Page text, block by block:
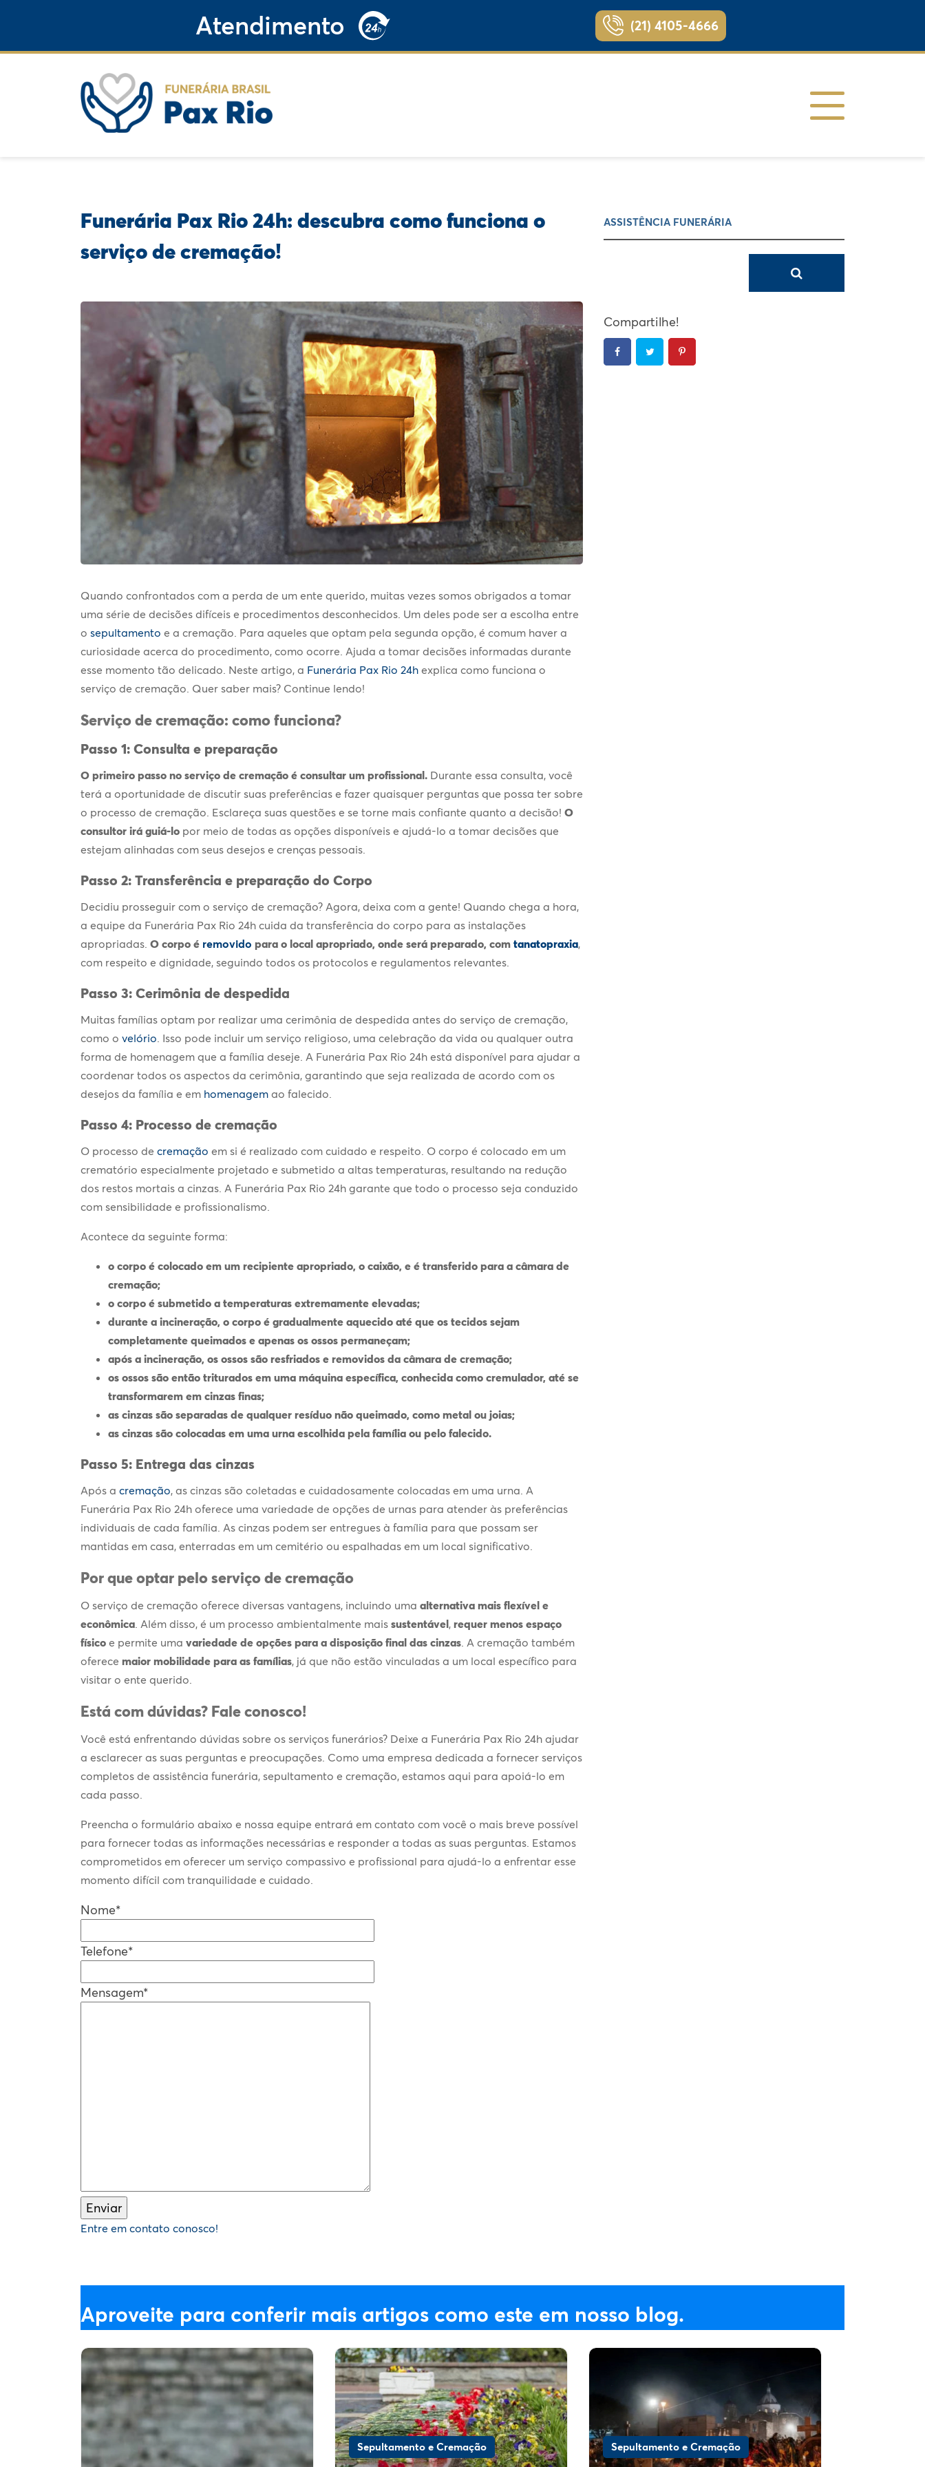
Atendimento (21) 4105-4666
Funerária Pax Rio 24h: descubra como funciona o
serviço de cremação!
Quando confrontados com a perda de um ente querido, muitas vezes somos obrigados a tomar
uma série de decisões difíceis e procedimentos desconhecidos. Um deles pode ser a escolha entre
o sepultamento e a cremação. Para aqueles que optam pela segunda opção, é comum haver a
curiosidade acerca do procedimento, como ocorre. Ajuda a tomar decisões informadas durante
esse momento tão delicado. Neste artigo, a Funerária Pax Rio 24h explica como funciona o
serviço de cremação . Quer saber mais? Continue lendo!
Serviço de cremação: como funciona?
Passo 1: Consulta e preparação
O primeiro passo no serviço de cremação é consultar um profissional. Durante essa consulta, você
terá a oportunidade de discutir suas preferências e fazer quaisquer perguntas que possa ter sobre
o processo de cremação. Esclareça suas questões e se torne mais confiante quanto a decisão! O
consultor irá guiá-lo por meio de todas as opções disponíveis e ajudá-lo a tomar decisões que
estejam alinhadas com seus desejos e crenças pessoais.
Passo 2: Transferência e preparação do Corpo
Decidiu prosseguir com o serviço de cremação? Agora, deixa com a gente! Quando chega a hora,
a equipe da Funerária Pax Rio 24h cuida da transferência do corpo para as instalações
apropriadas. O corpo é removido para o local apropriado, onde será preparado, com tanatopraxia,
com respeito e dignidade, seguindo todos os protocolos e regulamentos relevantes.
Passo 3: Cerimônia de despedida
Muitas famílias optam por realizar uma cerimônia de despedida antes do serviço de cremação,
como o velório . Isso pode incluir um serviço religioso, uma celebração da vida ou qualquer outra
forma de homenagem que a família deseje. A Funerária Pax Rio 24h está disponível para ajudar a
coordenar todos os aspectos da cerimônia, garantindo que seja realizada de acordo com os
desejos da família e em homenagem ao falecido.
Passo 4: Processo de cremação
O processo de cremação em si é realizado com cuidado e respeito. O corpo é colocado em um
crematório especialmente projetado e submetido a altas temperaturas, resultando na redução
dos restos mortais a cinzas. A Funerária Pax Rio 24h garante que todo o processo seja conduzido
com sensibilidade e profissionalismo.
Acontece da seguinte forma:
o corpo é colocado em um recipiente apropriado, o caixão, e é transferido para a câmara de
cremação;
o corpo é submetido a temperaturas extremamente elevadas;
durante a incineração, o corpo é gradualmente aquecido até que os tecidos sejam
completamente queimados e apenas os ossos permaneçam;
após a incineração, os ossos são resfriados e removidos da câmara de cremação;
os ossos são então triturados em uma máquina específica, conhecida como cremulador, até se
transformarem em cinzas finas;
as cinzas são separadas de qualquer resíduo não queimado, como metal ou joias;
as cinzas são colocadas em uma urna escolhida pela família ou pelo falecido.
Passo 5: Entrega das cinzas
Após a cremação, as cinzas são coletadas e cuidadosamente colocadas em uma urna. A
Funerária Pax Rio 24h oferece uma variedade de opções de urnas para atender às preferências
individuais de cada família. As cinzas podem ser entregues à família para que possam ser
mantidas em casa, enterradas em um cemitério ou espalhadas em um local significativo.
Por que optar peloserviço de cremação
O serviço de cremação oferece diversas vantagens, incluindo uma alternativa mais flexível e
econômica . Além disso, é um processo ambientalmente mais sustentável, requer menos espaço
físico e permite uma variedade de opções para a disposição final das cinzas . A cremação também
oferece maior mobilidade para as famílias, já que não estão vinculadas a um local específico para
visitar o ente querido.
Está com dúvidas? Fale conosco!
Você está enfrentando dúvidas sobre os serviços funerários? Deixe a Funerária Pax Rio 24h ajudar
a esclarecer as suas perguntas e preocupações. Como uma empresa dedicada a fornecer serviços
completos de assistência funerária, sepultamento e cremação, estamos aqui para apoiá-lo em
cada passo.
Preencha o formulário abaixo e nossa equipe entrará em contato com você o mais breve possível
para fornecer todas as informações necessárias e responder a todas as suas perguntas. Estamos
comprometidos em oferecer um serviço compassivo e profissional para ajudá-lo a enfrentar esse
momento difícil com tranquilidade e cuidado.
Nome*
Telefone*
Mensagem*
Entre em contato conosco!
Compartilhe!
Aproveite para conferir mais artigos como este em nosso blog.
Sepultamento e Cremação Sepultamento e Cremação